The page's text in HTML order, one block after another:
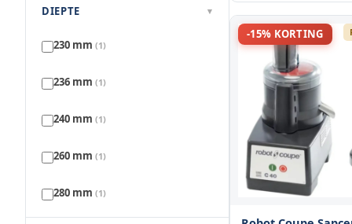
260 mm
273 mm
300 mm
320 mm
330 mm
DIEPTE ▾
230 mm (1)
236 mm (1)
240 mm (1)
260 mm (1)
280 mm (1)
-15% KORTING